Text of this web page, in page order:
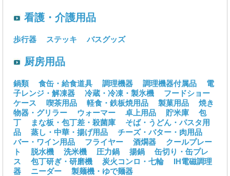
看護・介護用品
歩行器 ステッキ バスグッズ
厨房用品
鍋類 食缶・給食道具 調理機器 調理機器付属品
電
子レンジ・解凍器
冷蔵・冷凍・製氷機
フードショー
ケース
喫茶用品 軽食・鉄板焼用品 製菓用品
焼き
物器・グリラー
ウォーマー 卓上用品 貯米庫
包
丁
まな板・包丁差・殺菌庫
そば・うどん・パスタ用
品
蒸し・中華・揚げ用品
チーズ・バター・肉用品
バー・ワイン用品
フライヤー 酒燗器
クールプレー
ト
脱水機 洗米機 圧力鍋 揚鍋
缶切り・缶プレ
ス
包丁研ぎ・研磨機 炭火コンロ・七輪
IH電磁調理
器
ニーダー 製麺機・ゆで麺器